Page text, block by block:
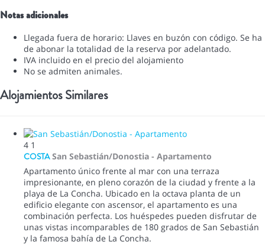
Notas adicionales
Llegada fuera de horario: Llaves en buzón con código. Se ha
de abonar la totalidad de la reserva por adelantado.
IVA incluido en el precio del alojamiento
No se admiten animales.
Alojamientos Similares
4 1
COSTA San Sebastián/Donostia - Apartamento
Apartamento único frente al mar con una terraza
impresionante, en pleno corazón de la ciudad y frente a la
playa de La Concha. Ubicado en la octava planta de un
edificio elegante con ascensor, el apartamento es una
combinación perfecta. Los huéspedes pueden disfrutar de
unas vistas incomparables de 180 grados de San Sebastián
y la famosa bahía de La Concha.